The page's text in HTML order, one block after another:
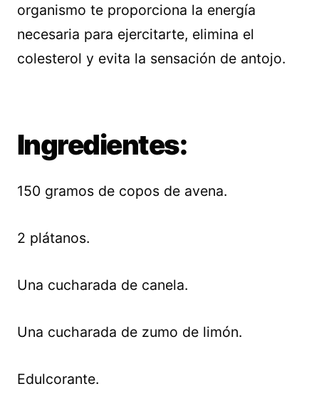
organismo te proporciona la energía
necesaria para ejercitarte, elimina el
colesterol y evita la sensación de antojo.
Ingredientes:
150 gramos de copos de avena.
2 plátanos.
Una cucharada de canela.
Una cucharada de zumo de limón.
Edulcorante.